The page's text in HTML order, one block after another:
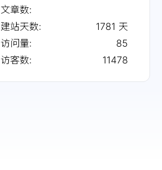
文章数:
建站天数:
1781 天
访问量:
85
访客数:
11478